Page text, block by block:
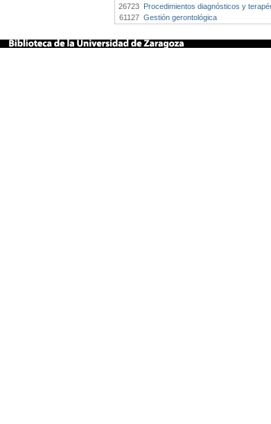
26723 Procedimientos diagnósticos y
61127 Gestión gerontológica